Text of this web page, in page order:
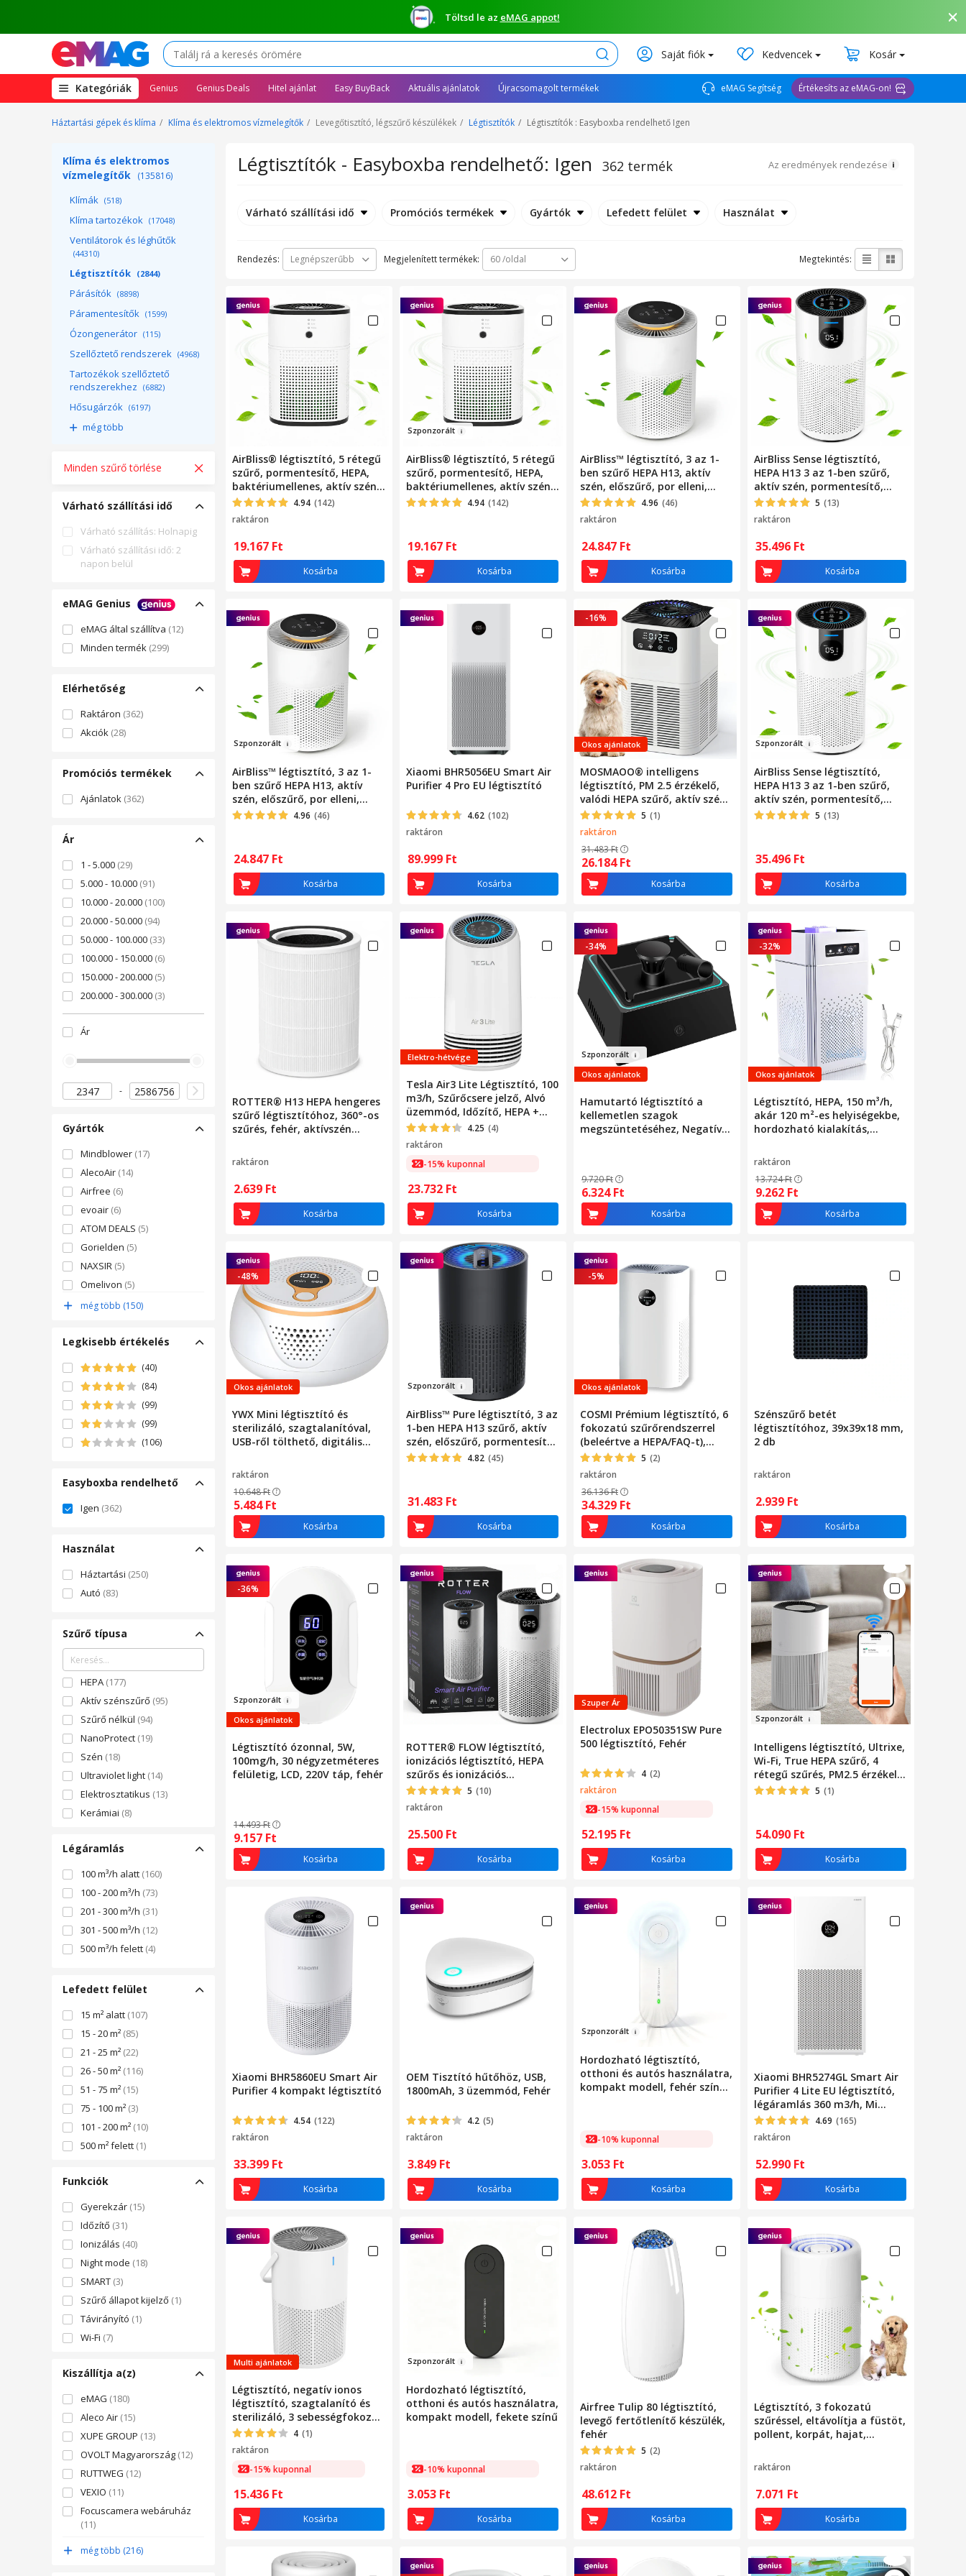
Töltsd le az eMAG appot!
Keresés Saját fiók Kedvencek Kosár
Kategóriák(open
megamenu)
Genius Genius Deals Hitel ajánlat Easy BuyBack Aktuális ajánlatok Újracsomagolt termékek eMAG Segítség Értékesíts az eMAG-on!
Háztartási gépek és klíma Klíma és elektromos vízmelegítők Levegőtisztító, légszűrő készülékek Légtisztítók Légtisztítók : Easyboxba rendelhető Igen
Klíma és elektromos
vízmelegítők
(135816)
Klímák (518)
Klíma tartozékok (17048)
Ventilátorok és léghűtők
(44310)
Légtisztítók (2844)
Párásítók (8898)
Páramentesítők (1599)
Ózongenerátor (115)
Szellőztető rendszerek (4968)
Tartozékok szellőztető
rendszerekhez (6882)
Hősugárzók (6197)
még több
Minden szűrő törlése
Várható szállítási idő
Várható szállítás: Holnapig
Várható szállítási idő: 2
napon belül
eMAG Genius
eMAG által szállítva (12)
Minden termék (299)
Elérhetőség
Raktáron (362)
Akciók (28)
Promóciós termékek
Ajánlatok (362)
Ár
1 - 5.000 (29)
5.000 - 10.000 (91)
10.000 - 20.000 (100)
20.000 - 50.000 (94)
50.000 - 100.000 (33)
100.000 - 150.000 (6)
150.000 - 200.000 (5)
200.000 - 300.000 (3)
500.000 felett(3)
Ár
Gyártók
Mindblower (17)
AlecoAir (14)
Airfree (6)
evoair (6)
ATOM DEALS (5)
Gorielden (5)
NAXSIR (5)
Omelivon (5)
Rqiurpn(5)
még több (150)
Legkisebb értékelés
(40)
(84)
(99)
(99)
(106)
Easyboxba rendelhető
Igen (362)
Használat
Háztartási (250)
Autó (83)
Szűrő típusa
HEPA (177)
Aktív szénszűrő (95)
Szűrő nélkül (94)
NanoProtect (19)
Szén (18)
Ultraviolet light (14)
Elektrosztatikus (13)
Kerámiai (8)
Faszén(7)
Fotokatalitikus(7)
Katalízis
(6)
EPA
(4)
Allergy+(3)
Molekula szeparátor
Légáramlás
100 m³/h alatt (160)
100 - 200 m³/h (73)
201 - 300 m³/h (31)
301 - 500 m³/h (12)
500 m³/h felett (4)
Lefedett felület
15 m² alatt (107)
15 - 20 m² (85)
21 - 25 m² (22)
26 - 50 m² (116)
51 - 75 m² (15)
75 - 100 m² (3)
101 - 200 m² (10)
500 m² felett (1)
Funkciók
Gyerekzár (15)
Időzítő (31)
Ionizálás (40)
Night mode (18)
SMART (3)
Szűrő állapot kijelző (1)
Távirányító (1)
Wi-Fi (7)
Kiszállítja a(z)
eMAG (180)
Aleco Air (15)
XUPE GROUP (13)
OVOLT Magyarország (12)
RUTTWEG (12)
VEXIO (11)
Focuscamera webáruház
(11)
még több (216)
Légtisztítók - Easyboxba rendelhető: Igen 362 termék Az eredmények rendezése
Várható szállítási idő Promóciós termékek Gyártók Lefedett felület Használat
Rendezés: Legnépszerűbb Megjelenített termékek: 60 /oldal Megtekintés:
AirBliss® légtisztító, 5 rétegű
szűrő, pormentesítő, HEPA,
baktériumellenes, aktív szén,
hidegkatalizátor,
aromaterápiás diffúzor, akár
20 nm-ig tisztít, 3 üzemmód,
alvó üzemmód, automatikus
üzemmód, időzítő,
hordozható, néma, Fehér
4.94 (142)
raktáron
19.167 Ft
Kosárba
Szponzorált
AirBliss® légtisztító, 5 rétegű
szűrő, pormentesítő, HEPA,
baktériumellenes, aktív szén,
hidegkatalizátor,
alvó üzemmód, automatikus
üzemmód, időzítő,
hordozható, néma, Fehér
4.94 (142)
19.167 Ft
Kosárba
AirBliss™ légtisztító, 3 az 1-
ben szűrő HEPA H13, aktív
szén, előszűrő, por elleni,
antibakteriális,
hangulatvilágítás,
érintőképernyő, 3 üzemmód,
alvó mód, automata mód,
időzítő, automatikus
kikapcsolás, hordozható,
csendes, fehér
4.96 (46)
raktáron
24.847 Ft
Kosárba
AirBliss Sense légtisztító,
HEPA H13 3 az 1-ben szűrő,
aktív szén, pormentesítő,
antibakteriális, PM2.5
érzékelő/valós idejű
levegőminőség-jelző, LED
érintőképernyő, 360°-os
légáramlás, 4 sebesség,
automata mód, alvó mód, 1-
24 órás időzítő, fehér
5 (13)
raktáron
35.496 Ft
Kosárba
Szponzorált
AirBliss™ légtisztító, 3 az 1-
ben szűrő HEPA H13, aktív
szén, előszűrő, por elleni,
antibakteriális,
alvó mód, automata mód,
időzítő, automatikus
kikapcsolás, hordozható,
csendes, fehér
4.96 (46)
24.847 Ft
Kosárba
Xiaomi BHR5056EU Smart Air
Purifier 4 Pro EU légtisztító
4.62 (102)
raktáron
89.999 Ft
Kosárba
-16%
Okos ajánlatok
MOSMAOO® intelligens
légtisztító, PM 2.5 érzékelő,
valódi HEPA szűrő, aktív szén,
3 sebességfokozat, AUTO
üzemmód, LED kijelző, 360
fok, levegőminőség-érzékelő,
fehér
5 (1)
raktáron
31.483Ft
26.184Ft
Kosárba
Szponzorált
AirBliss Sense légtisztító,
HEPA H13 3 az 1-ben szűrő,
aktív szén, pormentesítő,
antibakteriális, PM2.5
érintőképernyő, 360°-os
légáramlás, 4 sebesség,
automata mód, alvó mód, 1-
24 órás időzítő, fehér
5 (13)
35.496 Ft
Kosárba
ROTTER® H13 HEPA hengeres
szűrő légtisztítóhoz, 360°-os
szűrés, fehér, aktívszén
allergének és szagok ellen
raktáron
2.639 Ft
Kosárba
Elektro-hétvége
Tesla Air3 Lite Légtisztító, 100
m3/h, Szűrőcsere jelző, Alvó
üzemmód, Időzítő, HEPA +
aktív szénszűrő, Fehér
4.25 (4)
raktáron
-15% kuponnal
23.732 Ft
Kosárba
-34%
Szponzorált
Okos ajánlatok
Hamutartó légtisztító a
kellemetlen szagok
megszüntetéséhez, Negatív
Hordozható, Légszűrő
otthoni, irodai, autós
9.720Ft
6.324Ft
Kosárba
-32%
Okos ajánlatok
Légtisztító, HEPA, 150 m³/h,
akár 120 m²-es helyiségekbe,
hordozható kialakítás,
raktáron
13.724Ft
9.262 Ft
Kosárba
-48%
Okos ajánlatok
YWX Mini légtisztító és
sterilizáló, szagtalanítóval,
USB-ről tölthető, digitális
sterilizálási móddal,
füstszaghoz, hálószobába,
autókba, szobákba
raktáron
10.648Ft
5.484Ft
Kosárba
Szponzorált
AirBliss™ Pure légtisztító, 3 az
1-ben HEPA H13 szűrő, aktív
szén, előszűrő, pormentesítő,
antibakteriális, ózonmentes,
mód, alvó üzemmód, 4/8/12
órás időzítő, hordozható,
csendes, fekete
4.82 (45)
31.483 Ft
Kosárba
-5%
Okos ajánlatok
COSMI Prémium légtisztító, 6
fokozatú szűrőrendszerrel
(beleértve a HEPA/FAQ-t),
128m² lefedettséggel,
ionizációval és alvó
üzemmóddal, ideális
allergiások és gyermekes
családok számára, fehér
5 (2)
raktáron
36.136Ft
34.329 Ft
Kosárba
Szénszűrő betét
légtisztítóhoz, 39x39x18 mm,
2 db
raktáron
2.939 Ft
Kosárba
-36%
Szponzorált
Okos ajánlatok
Légtisztító ózonnal, 5W,
100mg/h, 30 négyzetméteres
felületig, LCD, 220V táp, fehér
14.493Ft
9.157 Ft
Kosárba
ROTTER® FLOW légtisztító,
ionizációs légtisztító, HEPA
szűrős és ionizációs
légtisztító, HEPA, 3 tisztítási
szint és auto funkció,
gyermekzár, 15-25 m²
lefedettség, CADR 180-250
m3/h, LED kijelző, időzítő,
csendes üzemmód, 20W, Fehér
5 (10)
raktáron
25.500 Ft
Kosárba
Szuper Ár
Electrolux EPO50351SW Pure
500 légtisztító, Fehér
4 (2)
raktáron
-15% kuponnal
52.195 Ft
Kosárba
Szponzorált
Intelligens légtisztító, Ultrixe,
Wi-Fi, True HEPA szűrő, 4
rétegű szűrés, PM2.5 érzékelő,
3 sebesség, 50 m2
5 (1)
54.090 Ft
Kosárba
Xiaomi BHR5860EU Smart Air
Purifier 4 kompakt légtisztító
4.54 (122)
raktáron
33.399 Ft
Kosárba
OEM Tisztító hűtőhöz, USB,
1800mAh, 3 üzemmód, Fehér
4.2 (5)
raktáron
3.849 Ft
Kosárba
Szponzorált
Hordozható légtisztító,
otthoni és autós használatra,
kompakt modell, fehér színű
-10% kuponnal
3.053 Ft
Kosárba
Xiaomi BHR5274GL Smart Air
Purifier 4 Lite EU légtisztító,
légáramlás 360 m3/h, Mi
Home, LED kijelző, fehér
4.69 (165)
raktáron
52.990 Ft
Kosárba
Multi ajánlatok
Légtisztító, negatív ionos
légtisztító, szagtalanító és
sterilizáló, 3 sebességfokozat,
időzítő, LED éjszakai fény,
valódi HEPA szűrő és aktív
szén, 40 négyzetméteres
lefedettség, fehér
4 (1)
raktáron
-15% kuponnal
15.436 Ft
Kosárba
Szponzorált
Hordozható légtisztító,
otthoni és autós használatra,
kompakt modell, fekete színű
-10% kuponnal
3.053 Ft
Kosárba
Airfree Tulip 80 légtisztító,
levegő fertőtlenítő készülék,
fehér
5 (2)
raktáron
48.612 Ft
Kosárba
Légtisztító, 3 fokozatú
szűréssel, eltávolítja a füstöt,
pollent, korpát, hajat,
használatra alkalmas
raktáron
7.071 Ft
Kosárba